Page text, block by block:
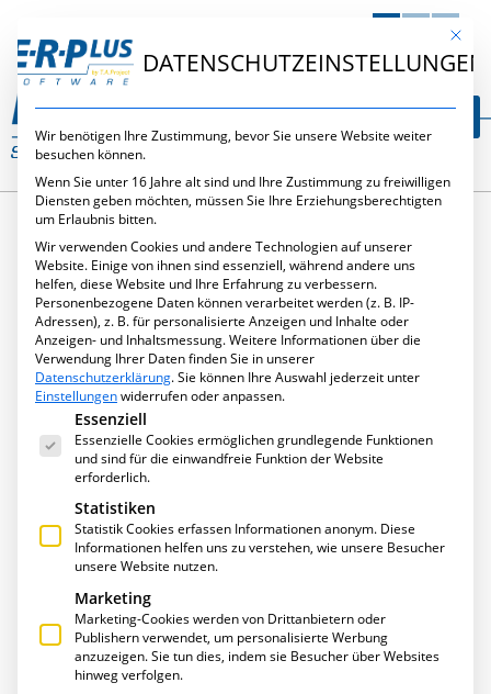
NL
SCHLAGWORT:
KOMPETENTER
KUNDENSERVICE
Mit
DATENSCHUTZEINSTELLUNGEN
Wir benötigen Ihre Zustimmung, bevor Sie unsere Website weiter
besuchen können.
Wenn Sie unter 16 Jahre alt sind und Ihre Zustimmung zu freiwilligen
Diensten geben möchten, müssen Sie Ihre Erziehungsberechtigten
um Erlaubnis bitten.
Wir verwenden Cookies und andere Technologien auf unserer
Website. Einige von ihnen sind essenziell, während andere uns
helfen, diese Website und Ihre Erfahrung zu verbessern.
Personenbezogene Daten können verarbeitet werden (z. B. IP-
Adressen), z. B. für personalisierte Anzeigen und Inhalte oder
Anzeigen- und Inhaltsmessung.Weitere Informationen über die
Verwendung Ihrer Daten finden Sie in unserer
Datenschutzerklärung.Sie können Ihre Auswahl jederzeit unter
Einstellungenwiderrufen oder anpassen.
Es folgt eine Liste der Service-Gruppen, für die eine
Essenziell
Essenzielle Cookies ermöglichen grundlegende Funktionen
und sind für die einwandfreie Funktion der Website
erforderlich.
Statistiken
Statistik Cookies erfassen Informationen anonym. Diese
Informationen helfen uns zu verstehen, wie unsere Besucher
unsere Website nutzen.
Marketing
Marketing-Cookies werden von Drittanbietern oder
Publishern verwendet, um personalisierte Werbung
anzuzeigen. Sie tun dies, indem sie Besucher über Websites
hinweg verfolgen.